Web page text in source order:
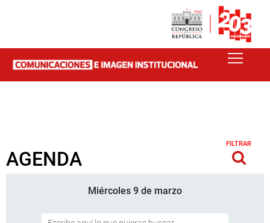
AGENDA
FILTRAR
Miércoles 9 de marzo